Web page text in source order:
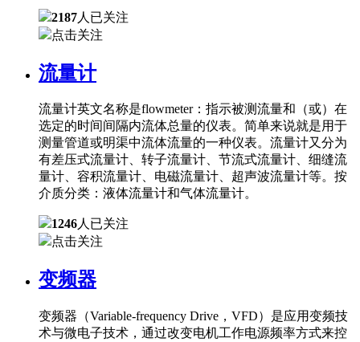
2187人已关注
点击关注
流量计
流量计英文名称是flowmeter：指示被测流量和（或）在
选定的时间间隔内流体总量的仪表。简单来说就是用于
测量管道或明渠中流体流量的一种仪表。流量计又分为
有差压式流量计、转子流量计、节流式流量计、细缝流
量计、容积流量计、电磁流量计、超声波流量计等。按
介质分类：液体流量计和气体流量计。
1246人已关注
点击关注
变频器
变频器（Variable-frequency Drive，VFD）是应用变频技
术与微电子技术，通过改变电机工作电源频率方式来控